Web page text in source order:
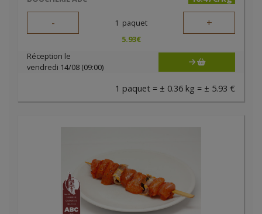
- 1 paquet +
5.93€
Réception le
vendredi 14/08 (09:00)
1 paquet = ± 0.36 kg = ± 5.93 €